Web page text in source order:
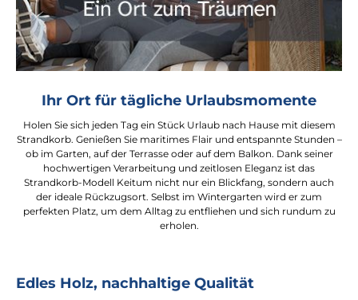
Ihr Ort für tägliche Urlaubsmomente
Holen Sie sich jeden Tag ein Stück Urlaub nach Hause mit diesem
Strandkorb. Genießen Sie maritimes Flair und entspannte Stunden –
ob im Garten, auf der Terrasse oder auf dem Balkon. Dank seiner
hochwertigen Verarbeitung und zeitlosen Eleganz ist das
Strandkorb-Modell Keitum nicht nur ein Blickfang, sondern auch
der ideale Rückzugsort. Selbst im Wintergarten wird er zum
perfekten Platz, um dem Alltag zu entfliehen und sich rundum zu
erholen.
Edles Holz, nachhaltige Qualität